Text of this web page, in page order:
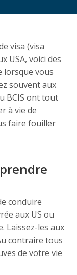
visa (visa
USA, voici des
lorsque vous
souvent aux
BCIS ont tout
à vie de
faire fouiller
conduire
aux US ou
Laissez-les aux
contraire tous
de votre vie